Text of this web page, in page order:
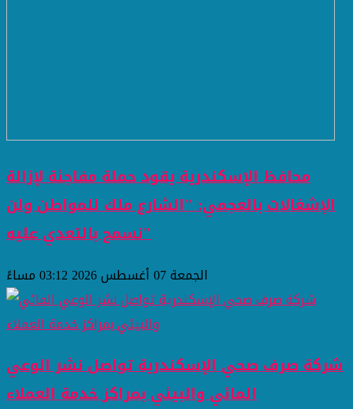
محافظ الإسكندرية يقود حملة مفاجئة لإزالة
الإشغالات بالعجمي: "الشارع ملك للمواطن ولن
نسمح بالتعدي عليه"
الجمعة 07 أغسطس 2026 03:12 مساءً
شركة صرف صحي الإسكندرية تواصل نشر الوعي
المائي والبيئي بمراكز خدمة العملاء